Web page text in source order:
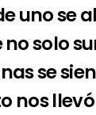
uno se
no solo
se
nos